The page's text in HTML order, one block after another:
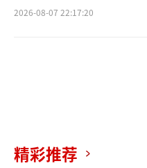
2026-08-07 22:17:20
精彩推荐